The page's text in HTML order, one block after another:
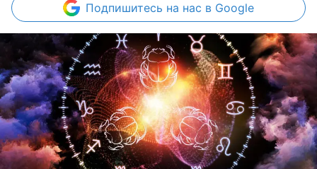
Подпишитесь на нас в Google